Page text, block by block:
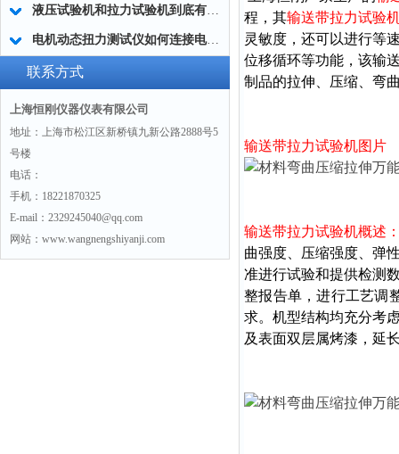
液压试验机和拉力试验机到底有几种结构？
电机动态扭力测试仪如何连接电脑的方法
联系方式
上海恒刚仪器仪表有限公司
地址：上海市松江区新桥镇九新公路2888号5
号楼
电话：
手机：18221870325
E-mail：2329245040@qq.com
网站：www.wangnengshiyanji.com
程，其输送带拉力试验
灵敏度，还可以进行等
位移循环等功能，该输
制品的拉伸、压缩、弯
输送带拉力试验机图片
输送带拉力试验机概述
曲强度、压缩强度、弹
准进行试验和提供检测
整报告单，进行工艺调
求。机型结构均充分考
及表面双层属烤漆，延